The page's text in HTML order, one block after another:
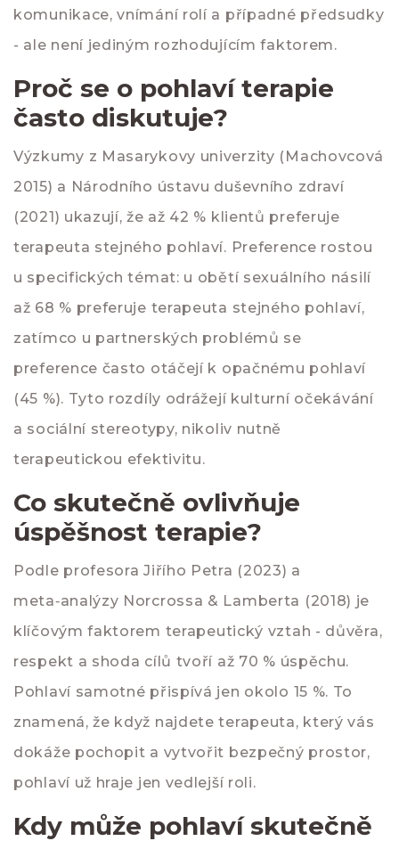
komunikace, vnímání rolí a případné předsudky
- ale není jediným rozhodujícím faktorem.
Proč se o pohlaví terapie
často diskutuje?
Výzkumy z Masarykovy univerzity (Machovcová
2015) a Národního ústavu duševního zdraví
(2021) ukazují, že až 42 % klientů preferuje
terapeuta stejného pohlaví. Preference rostou
u specifických témat: u obětí sexuálního násilí
až 68 % preferuje terapeuta stejného pohlaví,
zatímco u partnerských problémů se
preference často otáčejí k opačnému pohlaví
(45 %). Tyto rozdíly odrážejí kulturní očekávání
a sociální stereotypy, nikoliv nutně
terapeutickou efektivitu.
Co skutečně ovlivňuje
úspěšnost terapie?
Podle profesora Jiřího Petra (2023) a
meta‑analýzy Norcrossa & Lamberta (2018) je
klíčovým faktorem terapeutický vztah - důvěra,
respekt a shoda cílů tvoří až 70 % úspěchu.
Pohlaví samotné přispívá jen okolo 15 %. To
znamená, že když najdete terapeuta, který vás
dokáže pochopit a vytvořit bezpečný prostor,
pohlaví už hraje jen vedlejší roli.
Kdy může pohlaví skutečně